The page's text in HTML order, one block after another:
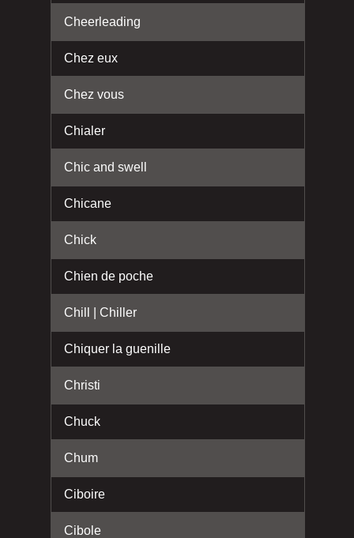
Cheerleading
Chez eux
Chez vous
Chialer
Chic and swell
Chicane
Chick
Chien de poche
Chill | Chiller
Chiquer la guenille
Christi
Chuck
Chum
Ciboire
Cibole